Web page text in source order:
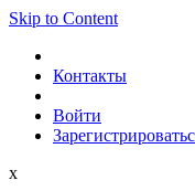
Skip to Content
Контакты
Войти
x